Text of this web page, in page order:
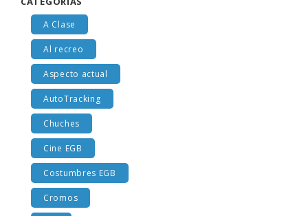
A Clase
Al recreo
Aspecto actual
AutoTracking
Chuches
Cine EGB
Costumbres EGB
Cromos